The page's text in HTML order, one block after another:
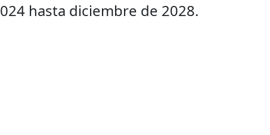
hasta diciembre de 2028.